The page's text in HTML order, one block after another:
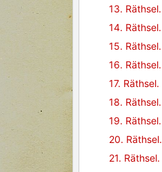
13. Räthsel.
14. Räthsel.
15. Räthsel.
16. Räthsel.
17. Räthsel.
18. Räthsel.
19. Räthsel.
20. Räthsel.
21. Räthsel.